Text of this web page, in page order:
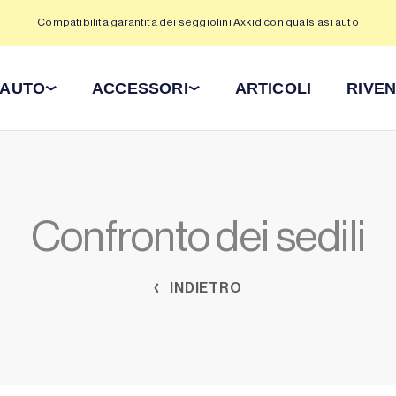
Compatibilità garantita dei seggiolini Axkid con qualsiasi auto
ACCESSORI ARTICOLI
Confronto dei sedili
INDIETRO